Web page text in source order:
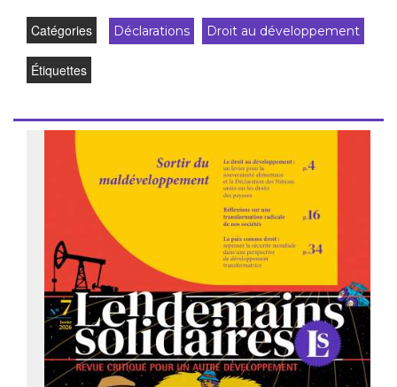
Catégories Déclarations Droit au développement
Étiquettes